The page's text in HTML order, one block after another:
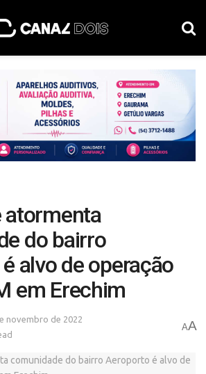
atormenta
do bairro
alvo de operação
em Erechim
novembro de 2022
AA